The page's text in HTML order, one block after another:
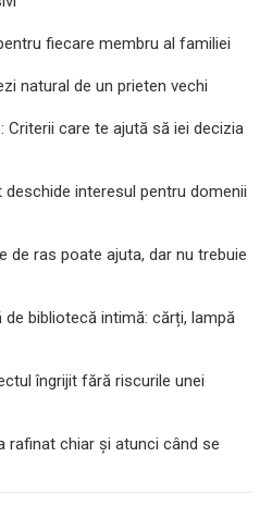
fiecare membru al familiei
natural de un prieten vechi
Criterii care te ajută să iei decizia
interesul pentru domenii
de ras poate ajuta, dar nu trebuie
bibliotecă intimă: cărți, lampă
îngrijit fără riscurile unei
rafinat chiar și atunci când se